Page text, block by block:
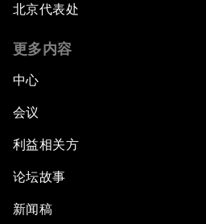
北京代表处
更多内容
中心
会议
利益相关方
论坛故事
新闻稿